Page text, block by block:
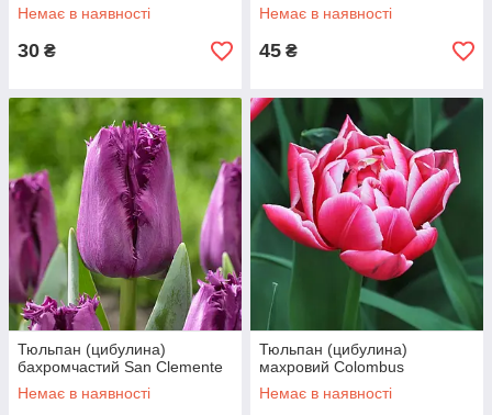
Немає в наявності
30 ₴
Немає в наявності
45 ₴
Тюльпан (цибулина)
бахромчастий San Clemente
Немає в наявності
Тюльпан (цибулина)
махровий Colombus
Немає в наявності